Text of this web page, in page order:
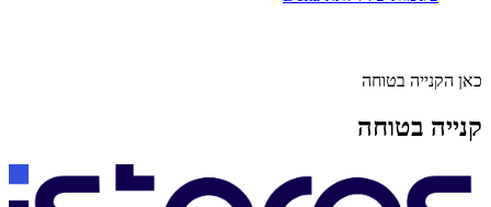
כאן הקנייה בטוחה
קנייה בטוחה